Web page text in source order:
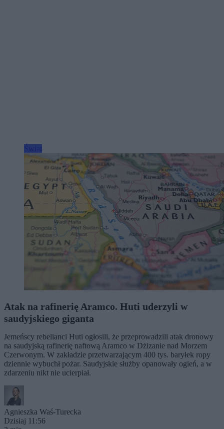
Atak na rafinerię Aramco. Huti uderzyli w
saudyjskiego giganta
Jemeńscy rebelianci Huti ogłosili, że przeprowadzili atak dronowy
na saudyjską rafinerię naftową Aramco w Dżizanie nad Morzem
Czerwonym. W zakładzie przetwarzającym 400 tys. baryłek ropy
dziennie wybuchł pożar. Saudyjskie służby opanowały ogień, a w
zdarzeniu nikt nie ucierpiał.
Agnieszka Waś-Turecka
Dzisiaj 11:56